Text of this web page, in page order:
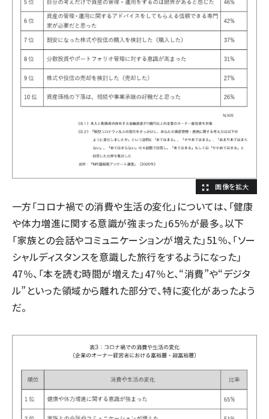
一方「コロナ禍での消費や生活の変化」については、「健康
や体力増進に関する意識が強まった」65％が最多。以下
「家族との会話やコミュニケーションが増えた」51％、「ソー
シャルディスタンスを意識した旅行をするようになった」
47％、「本を読む時間が増えた」47％と、“消費”や“デジタ
ル”といった領域から離れた部分で、特に変化があったよう
だ。